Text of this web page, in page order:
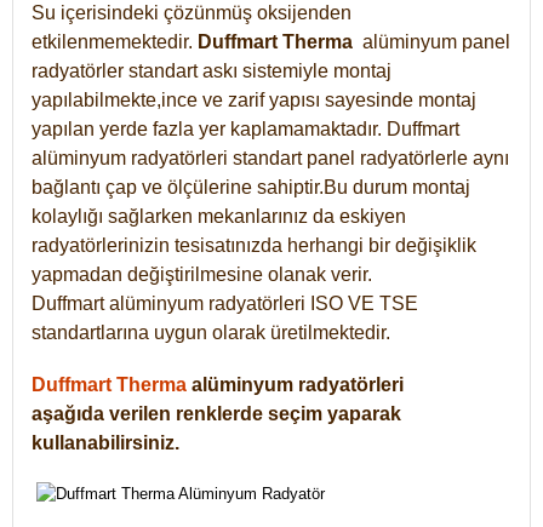
Su içerisindeki çözünmüş oksijenden
etkilenmemektedir. Duffmart Therma alüminyum panel
radyatörler standart askı sistemiyle montaj
yapılabilmekte,ince ve zarif yapısı sayesinde montaj
yapılan yerde fazla yer kaplamamaktadır. Duffmart
alüminyum radyatörleri standart panel radyatörlerle aynı
bağlantı çap ve ölçülerine sahiptir.Bu durum montaj
kolaylığı sağlarken mekanlarınız da eskiyen
radyatörlerinizin tesisatınızda herhangi bir değişiklik
yapmadan değiştirilmesine olanak verir.
Duffmart alüminyum radyatörleri ISO VE TSE
standartlarına uygun olarak üretilmektedir.
Duffmart Therma alüminyum radyatörleri
aşağıda verilen renklerde seçim yaparak
kullanabilirsiniz.